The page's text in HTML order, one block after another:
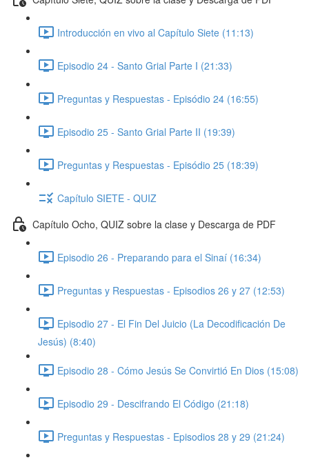
Introducción en vivo al Capítulo Siete (11:13)
Episodio 24 - Santo Grial Parte I (21:33)
Preguntas y Respuestas - Episódio 24 (16:55)
Episodio 25 - Santo Grial Parte II (19:39)
Preguntas y Respuestas - Episódio 25 (18:39)
Capítulo SIETE - QUIZ
Capítulo Ocho, QUIZ sobre la clase y Descarga de PDF
Episodio 26 - Preparando para el Sinaí (16:34)
Preguntas y Respuestas - Episodios 26 y 27 (12:53)
Episodio 27 - El Fin Del Juicio (La Decodificación De
Jesús) (8:40)
Episodio 28 - Cómo Jesús Se Convirtió En Dios (15:08)
Episodio 29 - Descifrando El Código (21:18)
Preguntas y Respuestas - Episodios 28 y 29 (21:24)